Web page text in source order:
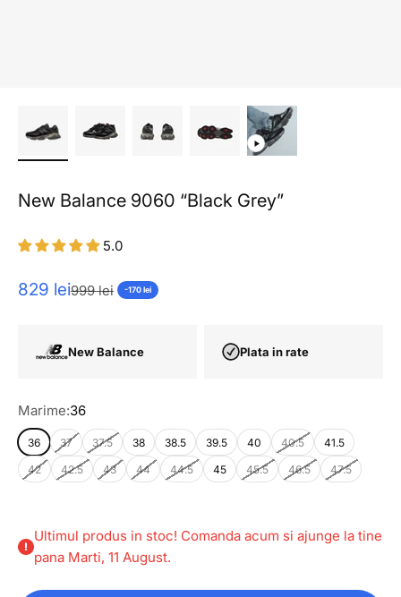
New Balance 9060 “Black Grey”
5.0
Pret redus
829 leiPret normal
999 lei -170 lei
New Balance Plata in rate
Marime:36
36 37 37.5 38 38.5 39.5 40 40.5
41.5
42
42.5 43 44 44.5 45 45.5 46.5 47.5
Ultimul produs in stoc! Comanda acum si ajunge la tine
pana Marti, 11 August.